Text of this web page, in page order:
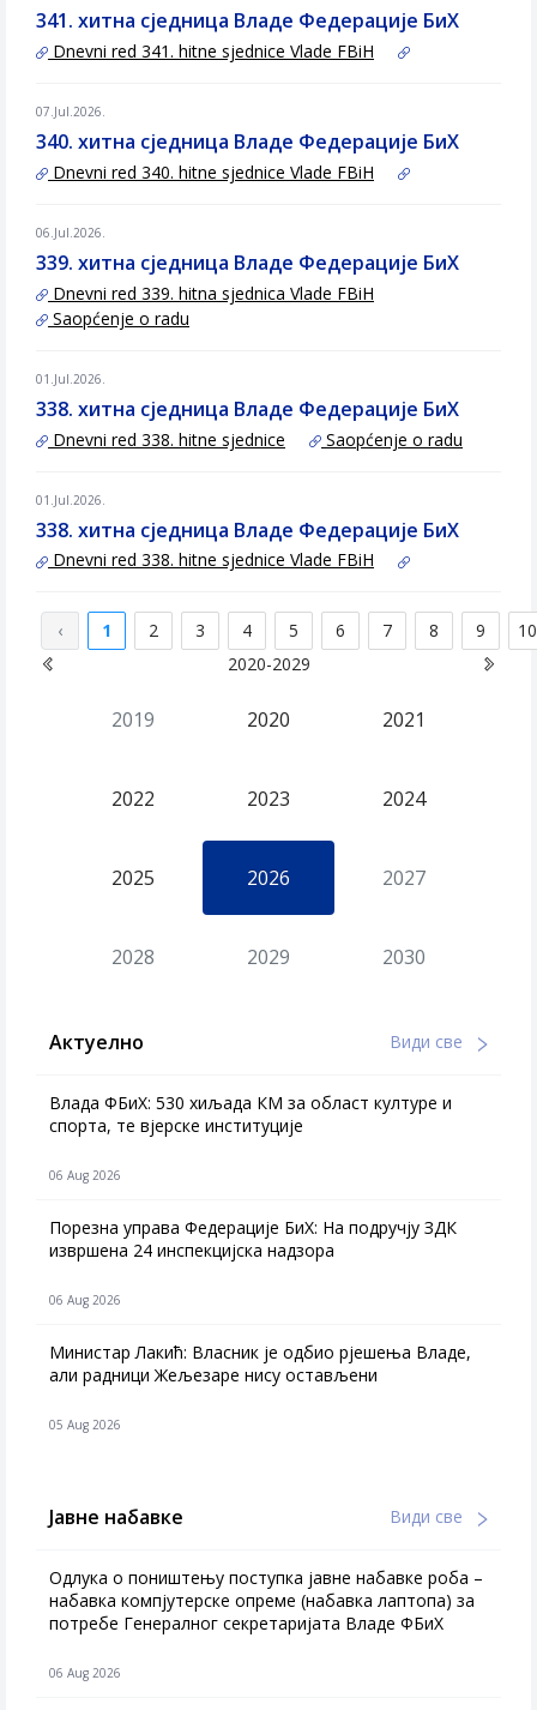
341. хитна сједница Владе Федерације БиХ
Dnevni red 341. hitne sjednice Vlade FBiH
07.Jul.2026.
340. хитна сједница Владе Федерације БиХ
Dnevni red 340. hitne sjednice Vlade FBiH
06.Jul.2026.
339. хитна сједница Владе Федерације БиХ
Dnevni red 339. hitna sjednica Vlade FBiH
Saopćenje o radu
01.Jul.2026.
338. хитна сједница Владе Федерације БиХ
Dnevni red 338. hitne sjednice Saopćenje o radu
01.Jul.2026.
338. хитна сједница Владе Федерације БиХ
Dnevni red 338. hitne sjednice Vlade FBiH
‹ 1 2 3 4 5 6 7 8 9
10
2020-2029
2019 2020 2021
2022 2023 2024
2025 2026 2027
2028 2029 2030
Актуелно Види све
Влада ФБиХ: 530 хиљада КМ за област културе и
спорта, те вјерске институције
06 Aug 2026
Порезна управа Федерације БиХ: На подручју ЗДК
извршена 24 инспекцијска надзора
06 Aug 2026
Министар Лакић: Власник је одбио рјешења Владе,
али радници Жељезаре нису остављени
05 Aug 2026
Јавне набавке Види све
Одлука о поништењу поступка јавне набавке роба –
набавка компјутерске опреме (набавка лаптопа) за
потребе Генералног секретаријата Владе ФБиХ
06 Aug 2026